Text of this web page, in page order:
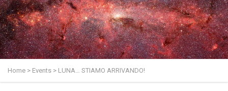
Home > Events > LUNA… STIAMO ARRIVANDO!